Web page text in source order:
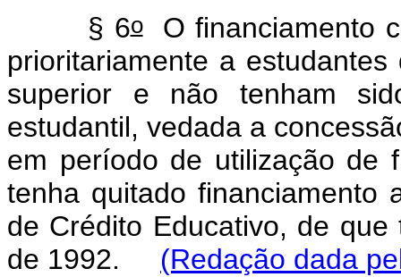
§ 6oO financiamento
prioritariamente a
superior e não tenham
estudantil, vedada a
em período de utilização de
tenha quitado financiamento
de Crédito Educativo, de
de 1992. (Redação dada